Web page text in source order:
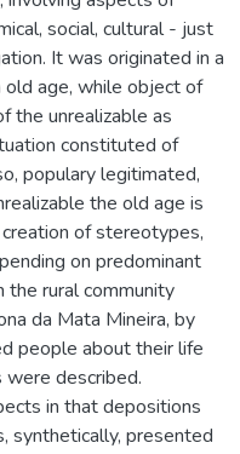
social, cultural - just
It was originated in a
age, while object of
the unrealizable as
constituted of
populary legitimated,
the old age is
of stereotypes,
on predominant
the rural community
da Mata Mineira, by
people about their life
described.
in that depositions
synthetically, presented